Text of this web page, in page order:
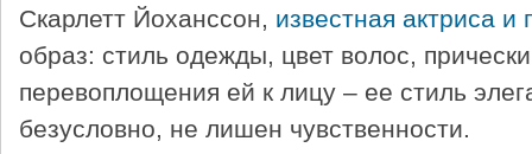
Скарлетт Йоханссон, известная актриса и
образ: стиль одежды, цвет волос,
перевоплощения ей к лицу – ее стиль
безусловно, не лишен чувственности.